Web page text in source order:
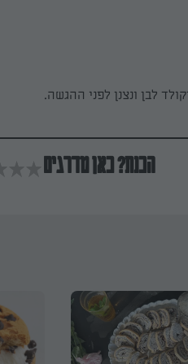
לבן ונצנן לפני ההגשה.
הכנת? כאן מדרגים